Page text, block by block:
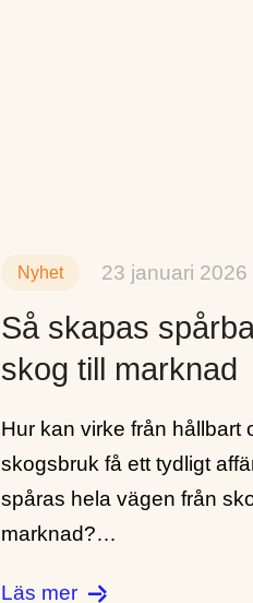
Nyhet 23 januari 2026
Så skapas
skog till marknad
Hur kan virke från hållbart
skogsbruk få ett tydligt
spåras hela vägen från
marknad?…
Läs mer